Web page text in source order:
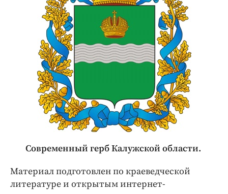
Современный герб Калужской области.
Материал подготовлен по краеведческой
литературе и открытым интернет-